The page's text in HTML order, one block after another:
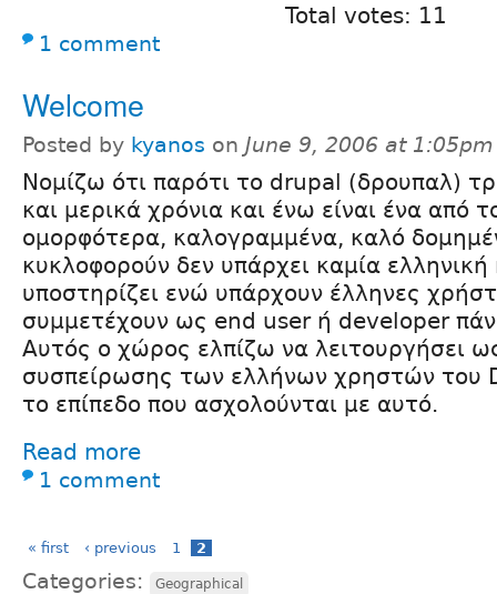
Total votes: 11
1 comment
Welcome
Posted by kyanos on June 9, 2006 at 1:05pm
Νομίζω ότι παρότι το drupal (δρουπαλ)
και μερικά χρόνια και ένω είναι ένα από
ομορφότερα, καλογραμμένα, καλό
κυκλοφορούν δεν υπάρχει καμία
υποστηρίζει ενώ υπάρχουν έλληνες
συμμετέχουν ως end user ή developer
Αυτός ο χώρος ελπίζω να λειτουργήσει
συσπείρωσης των ελλήνων χρηστών του
το επίπεδο που ασχολούνται με αυτό.
Read more
1 comment
« first ‹ previous 1 2
Categories: Geographical